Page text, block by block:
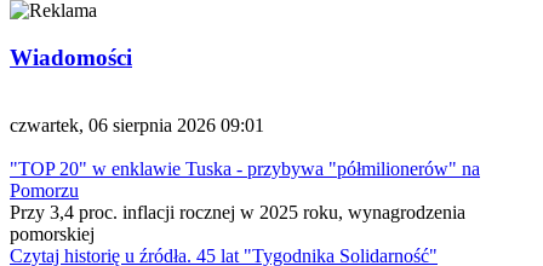
Wiadomości
czwartek, 06 sierpnia 2026 09:01
"TOP 20" w enklawie Tuska - przybywa "półmilionerów" na
Pomorzu
Przy 3,4 proc. inflacji rocznej w 2025 roku, wynagrodzenia
pomorskiej
Czytaj historię u źródła. 45 lat "Tygodnika Solidarność"